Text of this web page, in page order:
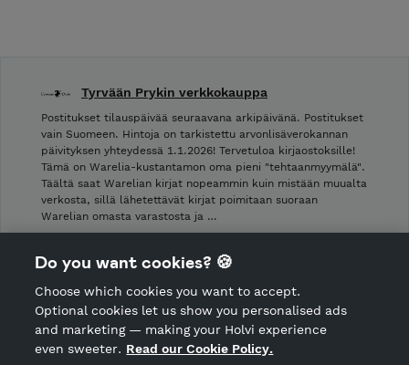
Tyrvään Prykin verkkokauppa
Postitukset tilauspäivää seuraavana arkipäivänä. Postitukset
vain Suomeen. Hintoja on tarkistettu arvonlisäverokannan
päivityksen yhteydessä 1.1.2026! Tervetuloa kirjaostoksille!
Tämä on Warelia-kustantamon oma pieni "tehtaanmyymälä".
Täältä saat Warelian kirjat nopeammin kuin mistään muualta
verkosta, sillä lähetettävät kirjat poimitaan suoraan
Warelian omasta varastosta ja …
Shop privacy policy
CANCEL ORDER
Do you want cookies? 🍪
Choose which cookies you want to accept.
Optional cookies let us show you personalised ads
and marketing — making your Holvi experience
even sweeter. Read our Cookie Policy.